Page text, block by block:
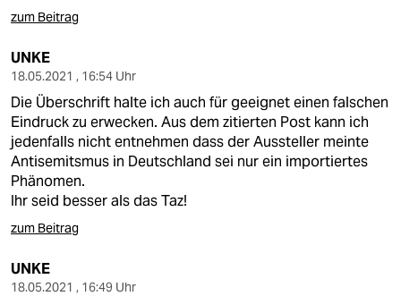
zum Beitrag
UNKE
18.05.2021 , 16:54 Uhr
Die Überschrift halte ich auch für geeignet einen falschen
Eindruck zu erwecken. Aus dem zitierten Post kann ich
jedenfalls nicht entnehmen dass der Aussteller meinte
Antisemitsmus in Deutschland sei nur ein importiertes
Phänomen.
Ihr seid besser als das Taz!
zum Beitrag
UNKE
18.05.2021 , 16:49 Uhr